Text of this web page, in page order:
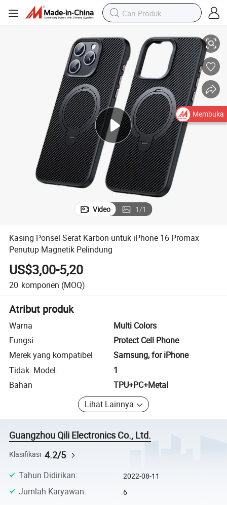
Video 1/1
Kasing Ponsel Serat Karbon untuk iPhone 16 Promax
Penutup Magnetik Pelindung
US$3,00-5,20
20 komponen (MOQ)
Atribut produk
Warna
Multi Colors
Fungsi
Protect Cell Phone
Merek yang kompatibel
Samsung, for iPhone
Tidak. Model.
1
Bahan
TPU+PC+Metal
Lihat Lainnya
Guangzhou Qili Electronics Co., Ltd.
Klasifikasi 4.2/5
Tahun Didirikan: 2022-08-11
Jumlah Karyawan: 6
Membuka